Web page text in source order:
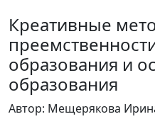
Креативные
образования и
образования
Автор: Мещерякова